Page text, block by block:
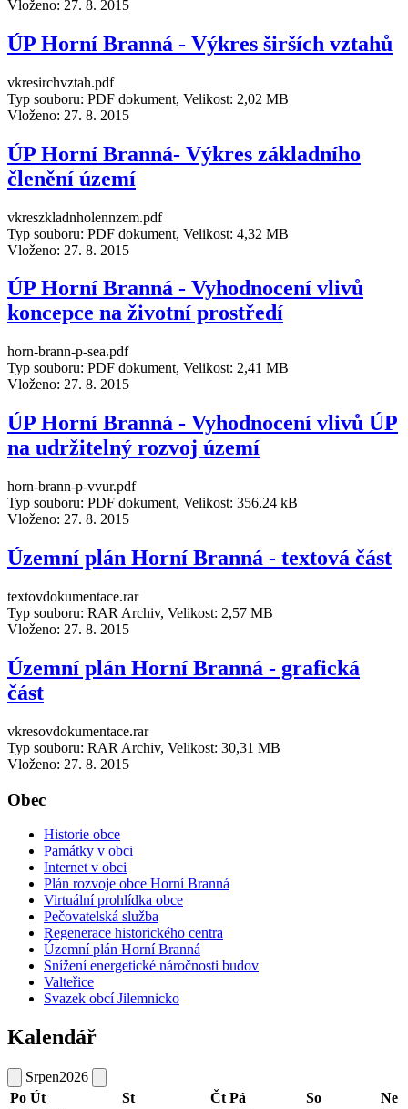
Vloženo: 27. 8. 2015
ÚP Horní Branná - Výkres širších vztahů
vkresirchvztah.pdf
Typ souboru: PDF dokument, Velikost: 2,02 MB
Vloženo: 27. 8. 2015
ÚP Horní Branná- Výkres základního
členění území
vkreszkladnholennzem.pdf
Typ souboru: PDF dokument, Velikost: 4,32 MB
Vloženo: 27. 8. 2015
ÚP Horní Branná - Vyhodnocení vlivů
koncepce na životní prostředí
horn-brann-p-sea.pdf
Typ souboru: PDF dokument, Velikost: 2,41 MB
Vloženo: 27. 8. 2015
ÚP Horní Branná - Vyhodnocení vlivů ÚP
na udržitelný rozvoj území
horn-brann-p-vvur.pdf
Typ souboru: PDF dokument, Velikost: 356,24 kB
Vloženo: 27. 8. 2015
Územní plán Horní Branná - textová část
textovdokumentace.rar
Typ souboru: RAR Archiv, Velikost: 2,57 MB
Vloženo: 27. 8. 2015
Územní plán Horní Branná - grafická
část
vkresovdokumentace.rar
Typ souboru: RAR Archiv, Velikost: 30,31 MB
Vloženo: 27. 8. 2015
Obec
Historie obce
Památky v obci
Internet v obci
Plán rozvoje obce Horní Branná
Virtuální prohlídka obce
Pečovatelská služba
Regenerace historického centra
Územní plán Horní Branná
Snížení energetické náročnosti budov
Valteřice
Svazek obcí Jilemnicko
Kalendář
Srpen2026
Po Út St Čt Pá So
Ne